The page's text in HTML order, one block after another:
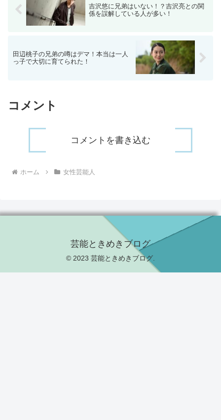
吉沢悠に兄弟はいない！？吉沢亮との関
係を誤解している人が多い！
田辺桃子の兄弟の噂はデマ！本当は一人
っ子で大切に育てられた！
コメント
コメントを書き込む
ホーム 女性芸能人
芸能ときめきブログ
© 2023 芸能ときめきブログ.